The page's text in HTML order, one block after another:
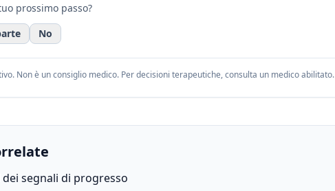
prossimo passo?
No
Non è un consiglio medico. Per decisioni terapeutiche, consulta un medico abilitato.
segnali di progresso